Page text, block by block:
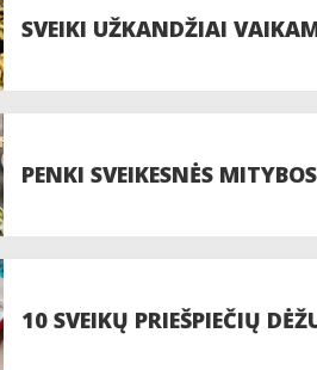
SVEIKI UŽKANDŽIAI
PENKI SVEIKESNĖS
10 SVEIKŲ PRIEŠPIEČIŲ